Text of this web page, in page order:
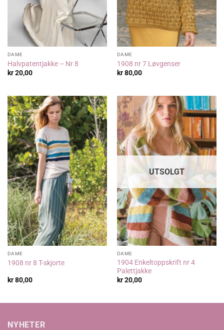
DAME
Halvpatentjakke – Nr 8
kr20,00
DAME
1908 nr 7 Løvgenser
kr80,00
DAME
1908 nr 8 T-skjorte
kr80,00
UTSOLGT
DAME
1904 Enkeltoppskrift nr 4
Palettjakke
kr20,00
NYHETER